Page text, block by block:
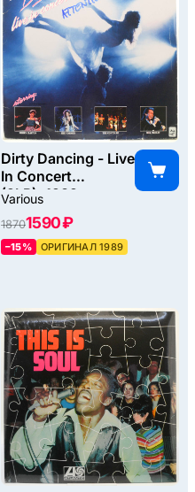
Dirty Dancing - Live
In Concert
(2LP), 1989
Various
18701590 ₽
–15% ОРИГИНАЛ 1989